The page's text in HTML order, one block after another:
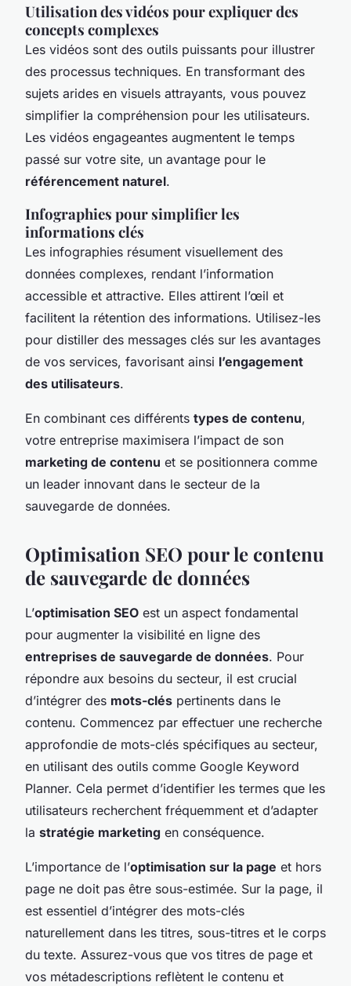
Utilisation des vidéos pour expliquer des
concepts complexes
Les vidéos sont des outils puissants pour illustrer
des processus techniques. En transformant des
sujets arides en visuels attrayants, vous pouvez
simplifier la compréhension pour les utilisateurs.
Les vidéos engageantes augmentent le temps
passé sur votre site, un avantage pour le
référencement naturel.
Infographies pour simplifier les
informations clés
Les infographies résument visuellement des
données complexes, rendant l’information
accessible et attractive. Elles attirent l’œil et
facilitent la rétention des informations. Utilisez-les
pour distiller des messages clés sur les avantages
de vos services, favorisant ainsi l’engagement
des utilisateurs.
En combinant ces différents types de contenu,
votre entreprise maximisera l’impact de son
marketing de contenu et se positionnera comme
un leader innovant dans le secteur de la
sauvegarde de données.
Optimisation SEO pour le contenu
de sauvegarde de données
L’optimisation SEO est un aspect fondamental
pour augmenter la visibilité en ligne des
entreprises de sauvegarde de données. Pour
répondre aux besoins du secteur, il est crucial
d’intégrer des mots-clés pertinents dans le
contenu. Commencez par effectuer une recherche
approfondie de mots-clés spécifiques au secteur,
en utilisant des outils comme Google Keyword
Planner. Cela permet d’identifier les termes que les
utilisateurs recherchent fréquemment et d’adapter
la stratégie marketing en conséquence.
L’importance de l’optimisation sur la page et hors
page ne doit pas être sous-estimée. Sur la page, il
est essentiel d’intégrer des mots-clés
naturellement dans les titres, sous-titres et le corps
du texte. Assurez-vous que vos titres de page et
vos métadescriptions reflètent le contenu et